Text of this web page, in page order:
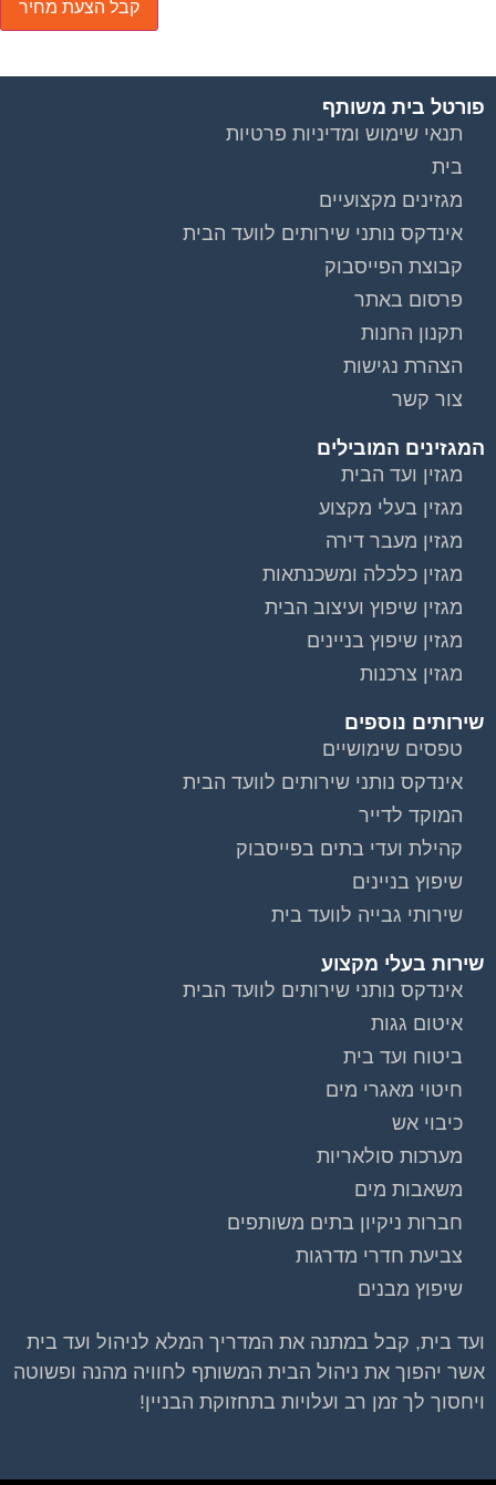
פורטל בית משותף
תנאי שימוש ומדיניות פרטיות
בית
מגזינים מקצועיים
אינדקס נותני שירותים לוועד הבית
קבוצת הפייסבוק
פרסום באתר
תקנון החנות
הצהרת נגישות
צור קשר
המגזינים המובילים
מגזין ועד הבית
מגזין בעלי מקצוע
מגזין מעבר דירה
מגזין כלכלה ומשכנתאות
מגזין שיפוץ ועיצוב הבית
מגזין שיפוץ בניינים
מגזין צרכנות
שירותים נוספים
טפסים שימושיים
אינדקס נותני שירותים לוועד הבית
המוקד לדייר
קהילת ועדי בתים בפייסבוק
שיפוץ בניינים
שירותי גבייה לוועד בית
שירות בעלי מקצוע
אינדקס נותני שירותים לוועד הבית
איטום גגות
ביטוח ועד בית
חיטוי מאגרי מים
כיבוי אש
מערכות סולאריות
משאבות מים
חברות ניקיון בתים משותפים
צביעת חדרי מדרגות
שיפוץ מבנים
ועד בית, קבל במתנה את המדריך המלא לניהול ועד בית
אשר יהפוך את ניהול הבית המשותף לחוויה מהנה ופשוטה
ויחסוך לך זמן רב ועלויות בתחזוקת הבניין!